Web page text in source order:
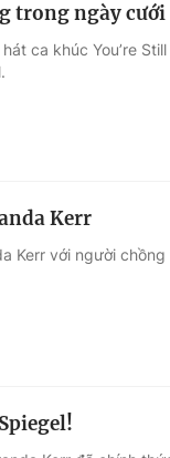
trong ngày cưới
ca khúc You’re Still
Kerr
Kerr với người